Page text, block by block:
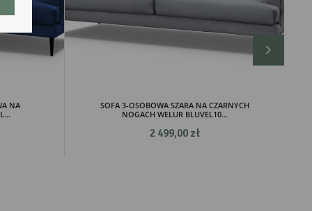
NA
SOFA 3-OSOBOWA SZARA NA CZARNYCH
NOGACH WELUR BLUVEL10...
2 499,00 zł